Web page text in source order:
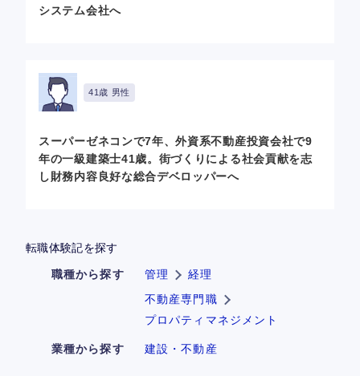
システム会社へ
41歳 男性
スーパーゼネコンで7年、外資系不動産投資会社で9
年の一級建築士41歳。街づくりによる社会貢献を志
し財務内容良好な総合デベロッパーへ
転職体験記を探す
職種から探す 管理
経理
不動産専門職
プロパティマネジメント
業種から探す 建設・不動産